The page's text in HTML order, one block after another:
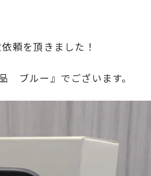
頼を頂きました！
ブルー』でございます。